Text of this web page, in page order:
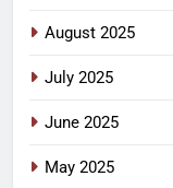
August 2025
July 2025
June 2025
May 2025